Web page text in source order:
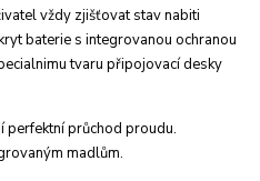
vždy zjišťovat stav nabiti
baterie s integrovanou ochranou
tvarupřipojovací desky
perfektníprůchod proudu.
madlům.